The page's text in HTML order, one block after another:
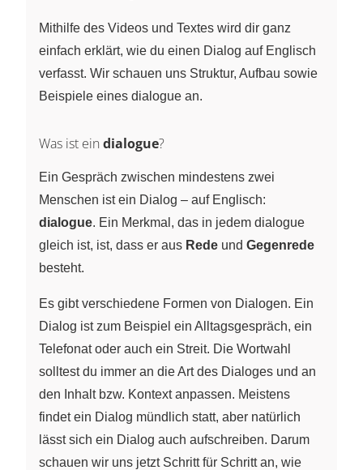
Mithilfe des Videos und Textes wird dir ganz
einfach erklärt, wie du einen Dialog auf Englisch
verfasst. Wir schauen uns Struktur, Aufbau sowie
Beispiele eines dialogue an.
Was ist ein dialogue?
Ein Gespräch zwischen mindestens zwei
Menschen ist ein Dialog – auf Englisch:
dialogue. Ein Merkmal, das in jedem dialogue
gleich ist, ist, dass er aus Rede und Gegenrede
besteht.
Es gibt verschiedene Formen von Dialogen. Ein
Dialog ist zum Beispiel ein Alltagsgespräch, ein
Telefonat oder auch ein Streit. Die Wortwahl
solltest du immer an die Art des Dialoges und an
den Inhalt bzw. Kontext anpassen. Meistens
findet ein Dialog mündlich statt, aber natürlich
lässt sich ein Dialog auch aufschreiben. Darum
schauen wir uns jetzt Schritt für Schritt an, wie